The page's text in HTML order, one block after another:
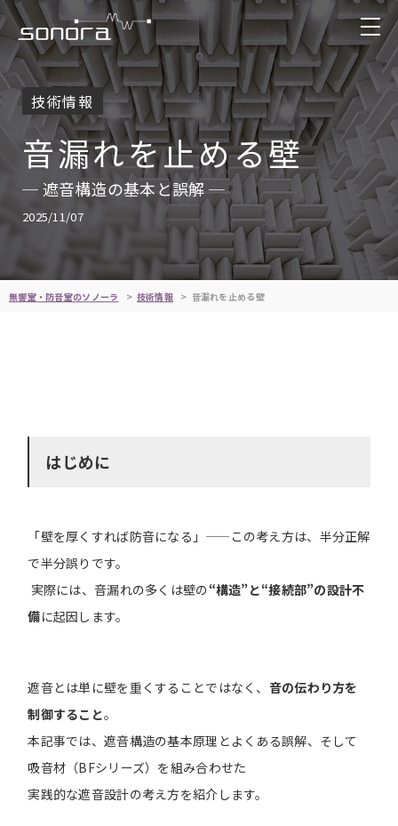
技術情報
音漏れを止める壁
─ 遮音構造の基本と誤解 ─
2025/11/07
無響室・防音室のソノーラ 技術情報 音漏れを止める壁
はじめに
「壁を厚くすれば防音になる」——この考え方は、半分正解
で半分誤りです。
実際には、音漏れの多くは壁の“構造”と“接続部”の設計不
備に起因します。
遮音とは単に壁を重くすることではなく、 音の伝わり方を
制御すること。
本記事では、遮音構造の基本原理とよくある誤解、そして
吸音材（BFシリーズ）を組み合わせた
実践的な遮音設計の考え方を紹介します。